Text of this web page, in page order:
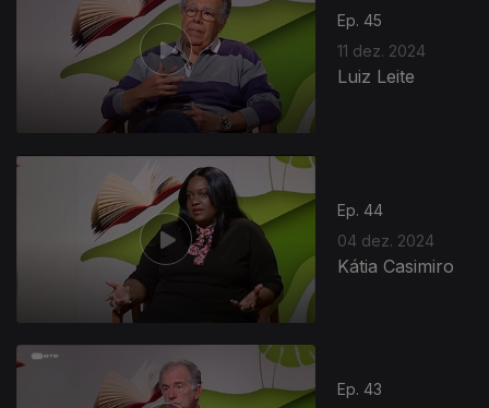
Ep. 45
11 dez. 2024
Luiz Leite
Ep. 44
04 dez. 2024
Kátia Casimiro
Ep. 43